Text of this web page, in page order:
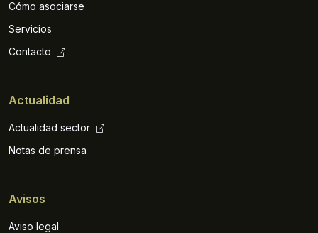
Cómo asociarse
Servicios
Contacto
Actualidad
Actualidad sector
Notas de prensa
Avisos
Aviso legal